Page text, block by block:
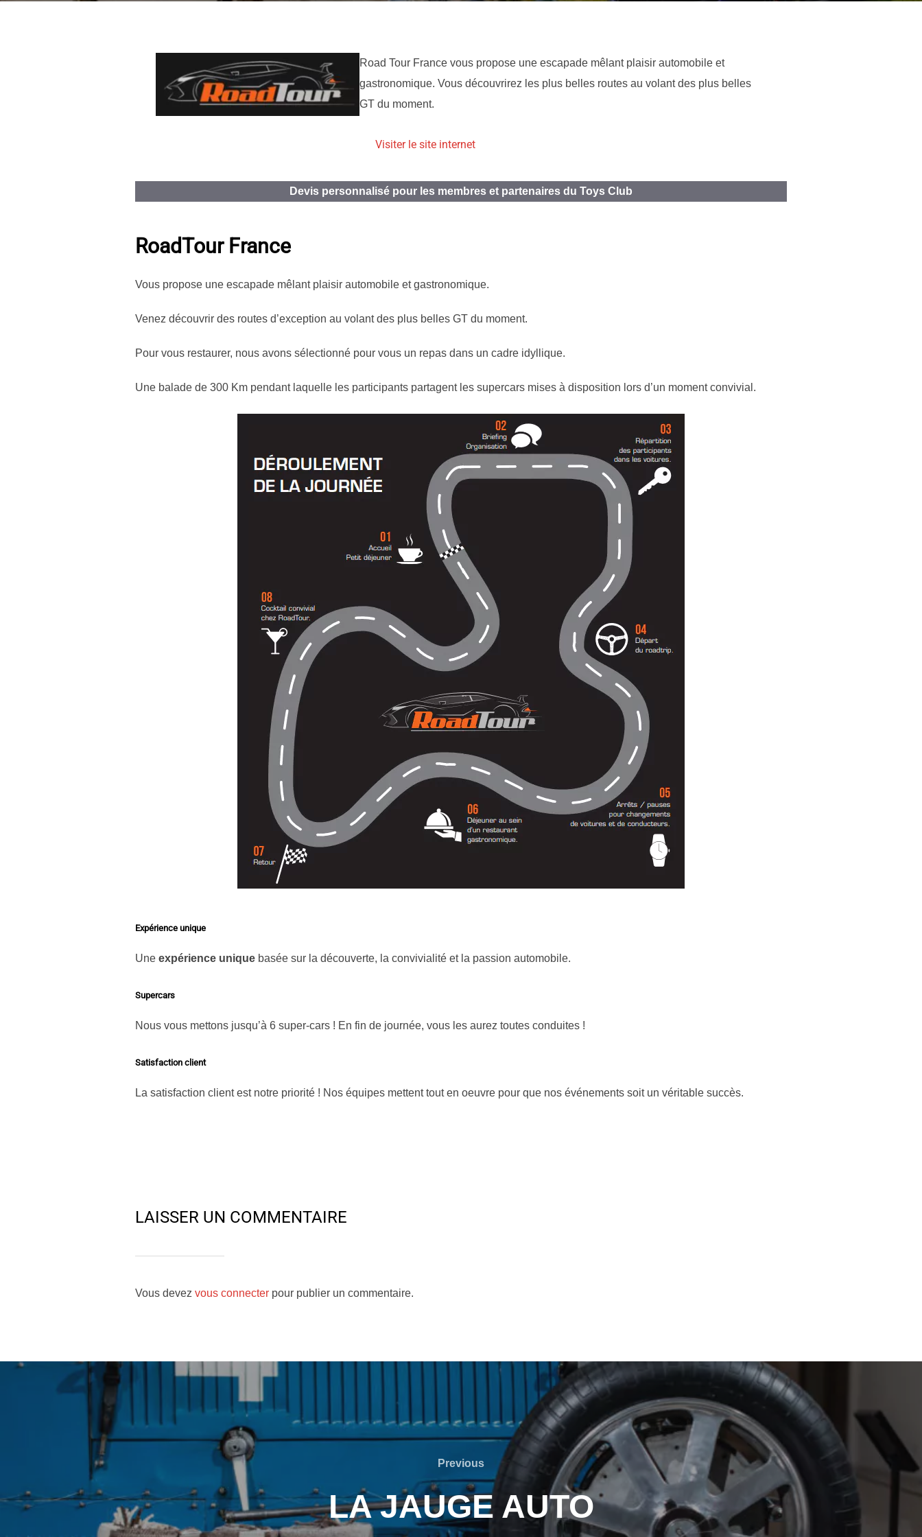
Road Tour France vous propose une escapade mêlant plaisir automobile et
gastronomique. Vous découvrirez les plus belles routes au volant des plus belles
GT du moment.
Visiter le site internet
Devis personnalisé pour les membres et partenaires du Toys Club
RoadTour France
Vous propose une escapade mêlant plaisir automobile et gastronomique.
Venez découvrir des routes d’exception au volant des plus belles GT du moment.
Pour vous restaurer, nous avons sélectionné pour vous un repas dans un cadre idyllique.
Une balade de 300 Km pendant laquelle les participants partagent les supercars mises à disposition lors d’un moment convivial.
Expérience unique
Une expérience unique basée sur la découverte, la convivialité et la passion automobile.
Supercars
Nous vous mettons jusqu’à 6 super-cars ! En fin de journée, vous les aurez toutes conduites !
Satisfaction client
La satisfaction client est notre priorité ! Nos équipes mettent tout en oeuvre pour que nos événements soit un véritable succès.
LAISSER UN COMMENTAIRE
Vous devez vous connecter pour publier un commentaire.
Navigation
Previous
Previous
LA JAUGE AUTO